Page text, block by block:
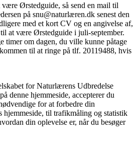
være Ørstedguide, så send en mail til
på snu@naturlæren.dk senest den
med et kort CV og en angivelse af,
at være Ørstedguide i juli-september.
timer om dagen, du ville kunne påtage
til at ringe på tlf. 20119488, hvis
for Naturlærens Udbredelse
denne hjemmeside, accepterer du
for at forbedre din
hjemmeside, til trafikmåling og statistik
din oplevelse er, når du besøger